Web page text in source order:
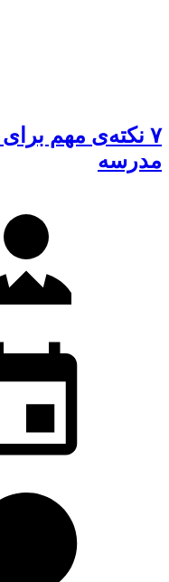
۷ نکته‌ی مهم
مدرسه